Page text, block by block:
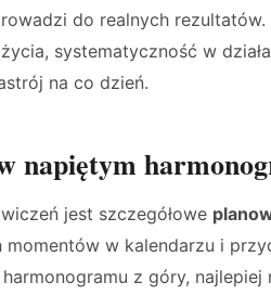
do realnych
systematyczność w
na co dzień.
napiętym
jest szczegółowe
w kalendarzu i
z góry, najlepiej